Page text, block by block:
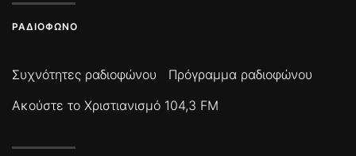
ΡΑΔΙΌΦΩΝΟ
Συχνότητες ραδιοφώνου
Πρόγραμμα ραδιοφώνου
Ακούστε το Χριστιανισμό 104,3 FM